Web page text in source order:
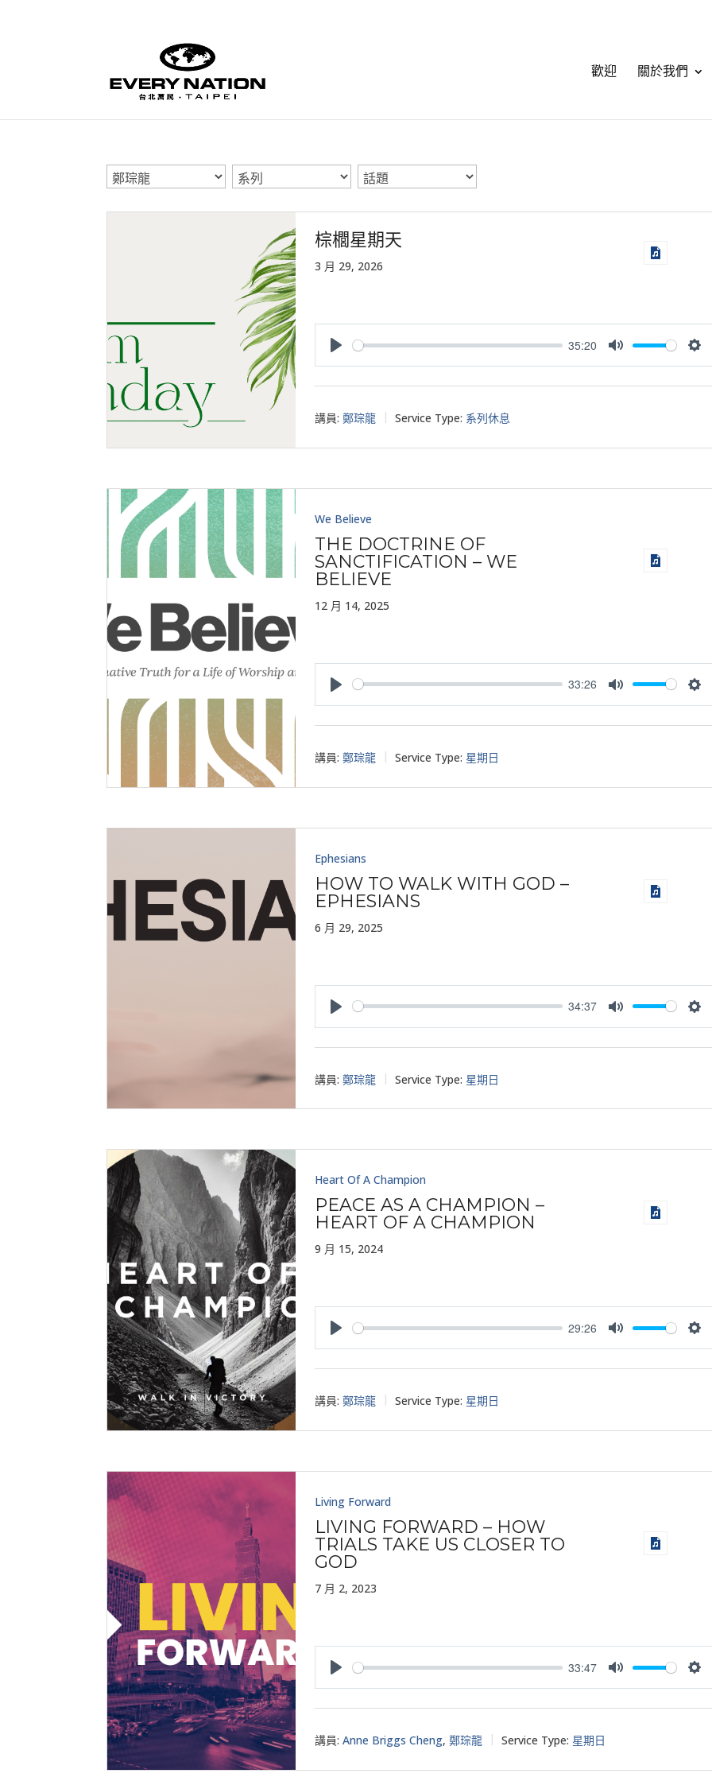
歡迎 關於我們
棕櫚星期天
3 月 29, 2026
Play
35:20
Mute
講員: 鄭琮龍 Service Type: 系列休息
We Believe
THE DOCTRINE OF
SANCTIFICATION – WE
BELIEVE
12 月 14, 2025
Play
33:26
Mute
講員: 鄭琮龍 Service Type: 星期日
Ephesians
HOW TO WALK WITH GOD –
EPHESIANS
6 月 29, 2025
Play
34:37
Mute
講員: 鄭琮龍 Service Type: 星期日
Heart Of A Champion
PEACE AS A CHAMPION –
HEART OF A CHAMPION
9 月 15, 2024
Play
29:26
Mute
講員: 鄭琮龍 Service Type: 星期日
Living Forward
LIVING FORWARD – HOW
TRIALS TAKE US CLOSER TO
GOD
7 月 2, 2023
Play
33:47
Mute
講員: Anne Briggs Cheng,鄭琮龍 Service Type: 星期日